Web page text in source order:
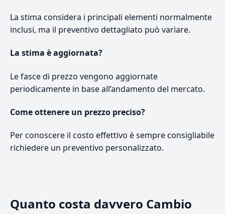
La stima considera i principali elementi normalmente
inclusi, ma il preventivo dettagliato può variare.
La stima è aggiornata?
Le fasce di prezzo vengono aggiornate
periodicamente in base all’andamento del mercato.
Come ottenere un prezzo preciso?
Per conoscere il costo effettivo è sempre consigliabile
richiedere un preventivo personalizzato.
Quanto costa davvero Cambio